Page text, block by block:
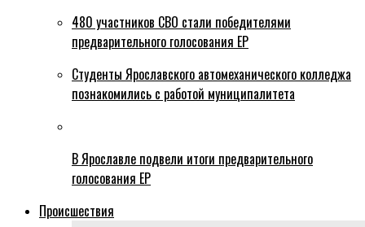
480 участников СВО стали победителями
предварительного голосования ЕР
Студенты Ярославского автомеханического колледжа
познакомились с работой муниципалитета
В Ярославле подвели итоги предварительного
голосования ЕР
Происшествия